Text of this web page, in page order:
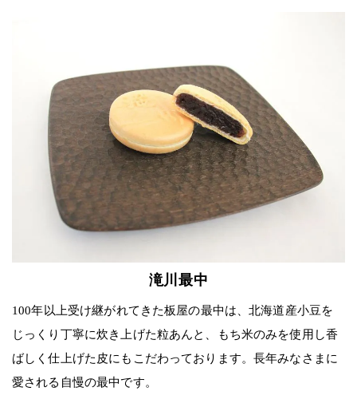
滝川最中
100年以上受け継がれてきた板屋の最中は、北海道産小豆を
じっくり丁寧に炊き上げた粒あんと、もち米のみを使用し香
ばしく仕上げた皮にもこだわっております。長年みなさまに
愛される自慢の最中です。